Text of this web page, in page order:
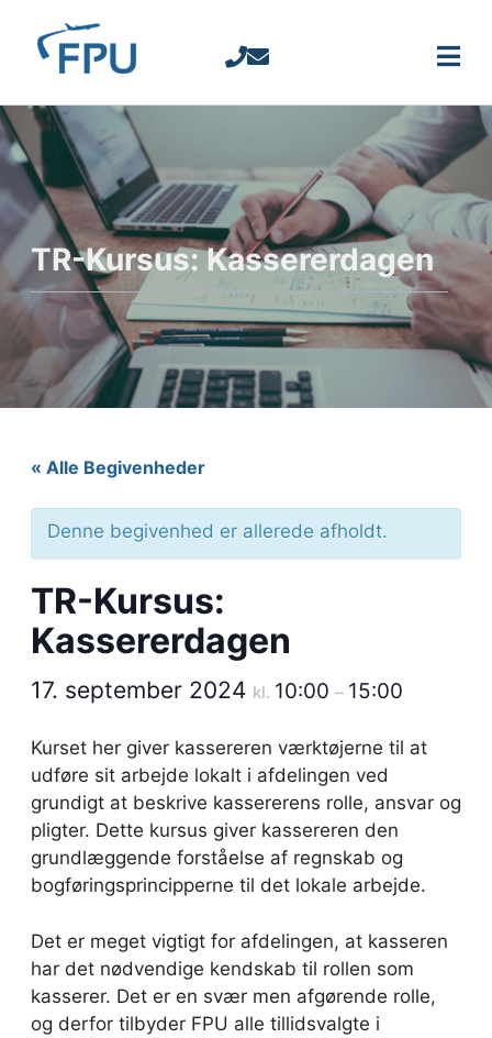
TR-Kursus: Kassererdagen
« Alle Begivenheder
Denne begivenhed er allerede afholdt.
TR-Kursus:
Kassererdagen
17. september 2024 kl. 10:00 – 15:00
Kurset her giver kassereren værktøjerne til at
udføre sit arbejde lokalt i afdelingen ved
grundigt at beskrive kassererens rolle, ansvar og
pligter. Dette kursus giver kassereren den
grundlæggende forståelse af regnskab og
bogføringsprincipperne til det lokale arbejde.
Det er meget vigtigt for afdelingen, at kasseren
har det nødvendige kendskab til rollen som
kasserer. Det er en svær men afgørende rolle,
og derfor tilbyder FPU alle tillidsvalgte i